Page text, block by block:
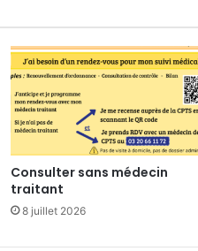
Consulter sans médecin
traitant
8 juillet 2026